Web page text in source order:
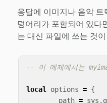
응답에 이미지나 음악
덩어리가 포함되어 있다
는 대신 파일에 쓰는 것
-- 이 예제에서는
local options = {
path = sys .